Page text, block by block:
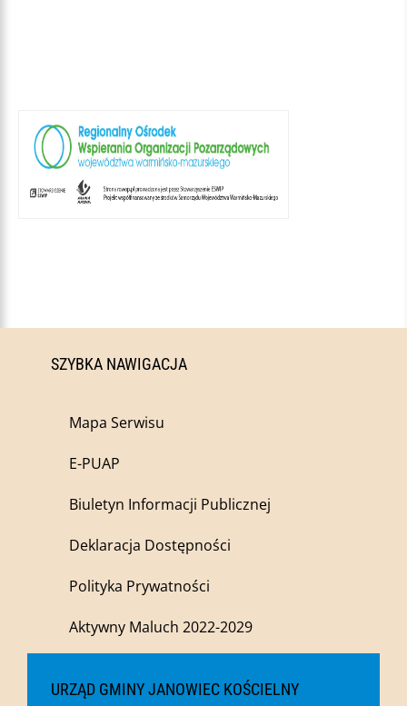
SZYBKA NAWIGACJA
Mapa Serwisu
E-PUAP
Biuletyn Informacji Publicznej
Deklaracja Dostępności
Polityka Prywatności
Aktywny Maluch 2022-2029
URZĄD GMINY JANOWIEC KOŚCIELNY